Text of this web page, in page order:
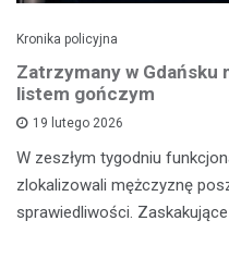
Kronika policyjna
Zatrzymany w Gdańsku
listem gończym
19 lutego 2026
W zeszłym tygodniu
zlokalizowali mężczyznę
sprawiedliwości.